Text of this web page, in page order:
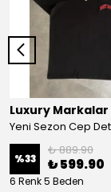
Luxury Markalar
%33
₺ 889.90
₺ 599.90
6 Renk 5 Beden